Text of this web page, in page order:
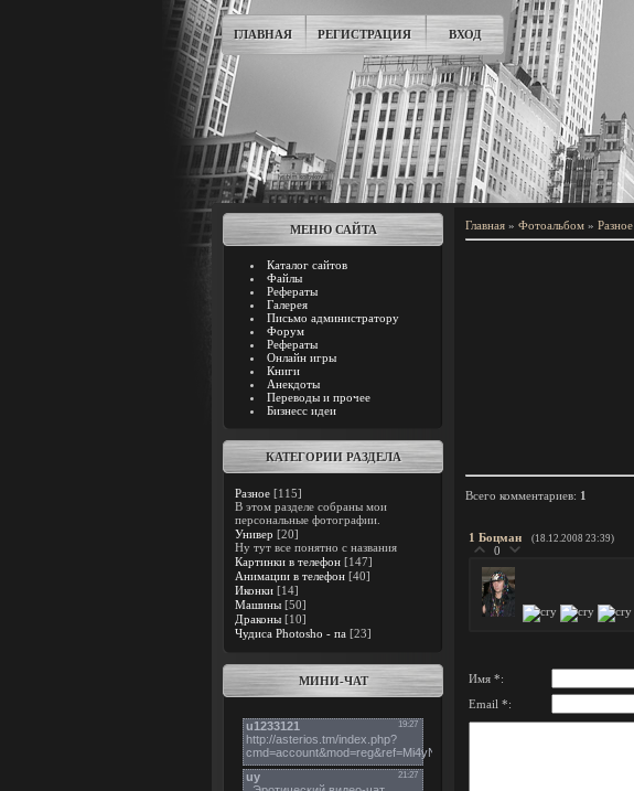
ГЛАВНАЯ РЕГИСТРАЦИЯ ВХОД
МЕНЮ САЙТА
Каталог сайтов
Файлы
Рефераты
Галерея
Письмо администратору
Форум
Рефераты
Онлайн игры
Книги
Анекдоты
Переводы и прочее
Бизнесс идеи
КАТЕГОРИИ РАЗДЕЛА
Разное [115]
В этом разделе собраны мои
персональные фотографии.
Универ [20]
Ну тут все понятно с названия
Картинки в телефон [147]
Анимации в телефон [40]
Иконки [14]
Машины [50]
Драконы [10]
Чудиса Photosho - па [23]
МИНИ-ЧАТ
Главная » Фотоальбом » Разное
Всего комментариев: 1
1 Боцман (18.12.2008 23:39)
0
Имя *:
Email *: